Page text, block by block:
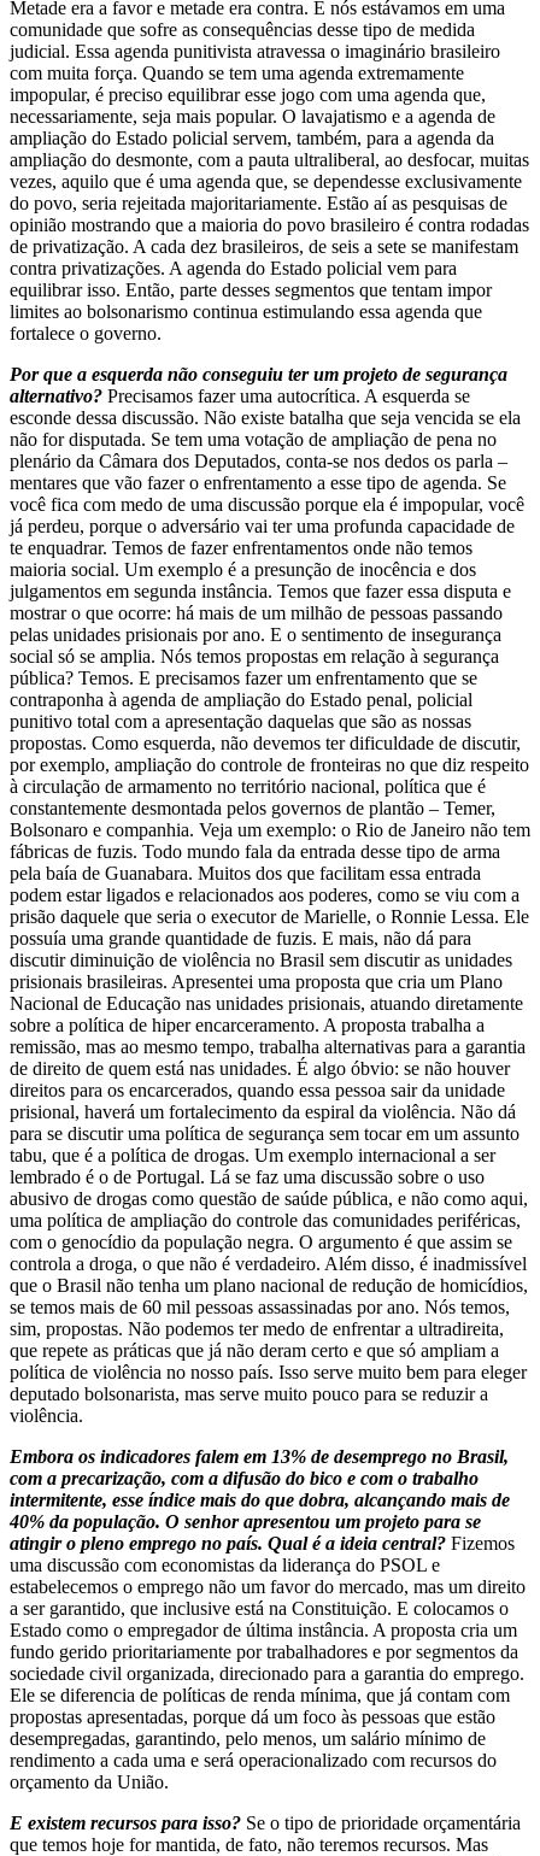
Metade era a favor e metade era contra. E nós estávamos em uma
comunidade que sofre as consequências desse tipo de medida
judicial. Essa agenda punitivista atravessa o imaginário brasileiro
com muita força. Quando se tem uma agenda extremamente
impopular, é preciso equilibrar esse jogo com uma agenda que,
necessariamente, seja mais popular. O lavajatismo e a agenda de
ampliação do Estado policial servem, também, para a agenda da
ampliação do desmonte, com a pauta ultraliberal, ao desfocar, muitas
vezes, aquilo que é uma agenda que, se dependesse exclusivamente
do povo, seria rejeitada majoritariamente. Estão aí as pesquisas de
opinião mostrando que a maioria do povo brasileiro é contra rodadas
de privatização. A cada dez brasileiros, de seis a sete se manifestam
contra privatizações. A agenda do Estado policial vem para
equilibrar isso. Então, parte desses segmentos que tentam impor
limites ao bolsonarismo continua estimulando essa agenda que
fortalece o governo.
Por que a esquerda não conseguiu ter um projeto de segurança
alternativo? Precisamos fazer uma autocrítica. A esquerda se
esconde dessa discussão. Não existe batalha que seja vencida se ela
não for disputada. Se tem uma votação de ampliação de pena no
plenário da Câmara dos Deputados, conta-se nos dedos os parla –
mentares que vão fazer o enfrentamento a esse tipo de agenda. Se
você fica com medo de uma discussão porque ela é impopular, você
já perdeu, porque o adversário vai ter uma profunda capacidade de
te enquadrar. Temos de fazer enfrentamentos onde não temos
maioria social. Um exemplo é a presunção de inocência e dos
julgamentos em segunda instância. Temos que fazer essa disputa e
mostrar o que ocorre: há mais de um milhão de pessoas passando
pelas unidades prisionais por ano. E o sentimento de insegurança
social só se amplia. Nós temos propostas em relação à segurança
pública? Temos. E precisamos fazer um enfrentamento que se
contraponha à agenda de ampliação do Estado penal, policial
punitivo total com a apresentação daquelas que são as nossas
propostas. Como esquerda, não devemos ter dificuldade de discutir,
por exemplo, ampliação do controle de fronteiras no que diz respeito
à circulação de armamento no território nacional, política que é
constantemente desmontada pelos governos de plantão – Temer,
Bolsonaro e companhia. Veja um exemplo: o Rio de Janeiro não tem
fábricas de fuzis. Todo mundo fala da entrada desse tipo de arma
pela baía de Guanabara. Muitos dos que facilitam essa entrada
podem estar ligados e relacionados aos poderes, como se viu com a
prisão daquele que seria o executor de Marielle, o Ronnie Lessa. Ele
possuía uma grande quantidade de fuzis. E mais, não dá para
discutir diminuição de violência no Brasil sem discutir as unidades
prisionais brasileiras. Apresentei uma proposta que cria um Plano
Nacional de Educação nas unidades prisionais, atuando diretamente
sobre a política de hiper encarceramento. A proposta trabalha a
remissão, mas ao mesmo tempo, trabalha alternativas para a garantia
de direito de quem está nas unidades. É algo óbvio: se não houver
direitos para os encarcerados, quando essa pessoa sair da unidade
prisional, haverá um fortalecimento da espiral da violência. Não dá
para se discutir uma política de segurança sem tocar em um assunto
tabu, que é a política de drogas. Um exemplo internacional a ser
lembrado é o de Portugal. Lá se faz uma discussão sobre o uso
abusivo de drogas como questão de saúde pública, e não como aqui,
uma política de ampliação do controle das comunidades periféricas,
com o genocídio da população negra. O argumento é que assim se
controla a droga, o que não é verdadeiro. Além disso, é inadmissível
que o Brasil não tenha um plano nacional de redução de homicídios,
se temos mais de 60 mil pessoas assassinadas por ano. Nós temos,
sim, propostas. Não podemos ter medo de enfrentar a ultradireita,
que repete as práticas que já não deram certo e que só ampliam a
política de violência no nosso país. Isso serve muito bem para eleger
deputado bolsonarista, mas serve muito pouco para se reduzir a
violência.
Embora os indicadores falem em 13% de desemprego no Brasil,
com a precarização, com a difusão do bico e com o trabalho
intermitente, esse índice mais do que dobra, alcançando mais de
40% da população. O senhor apresentou um projeto para se
atingir o pleno emprego no país. Qual é a ideia central? Fizemos
uma discussão com economistas da liderança do PSOL e
estabelecemos o emprego não um favor do mercado, mas um direito
a ser garantido, que inclusive está na Constituição. E colocamos o
Estado como o empregador de última instância. A proposta cria um
fundo gerido prioritariamente por trabalhadores e por segmentos da
sociedade civil organizada, direcionado para a garantia do emprego.
Ele se diferencia de políticas de renda mínima, que já contam com
propostas apresentadas, porque dá um foco às pessoas que estão
desempregadas, garantindo, pelo menos, um salário mínimo de
rendimento a cada uma e será operacionalizado com recursos do
orçamento da União.
E existem recursos para isso? Se o tipo de prioridade orçamentária
que temos hoje for mantida, de fato, não teremos recursos. Mas